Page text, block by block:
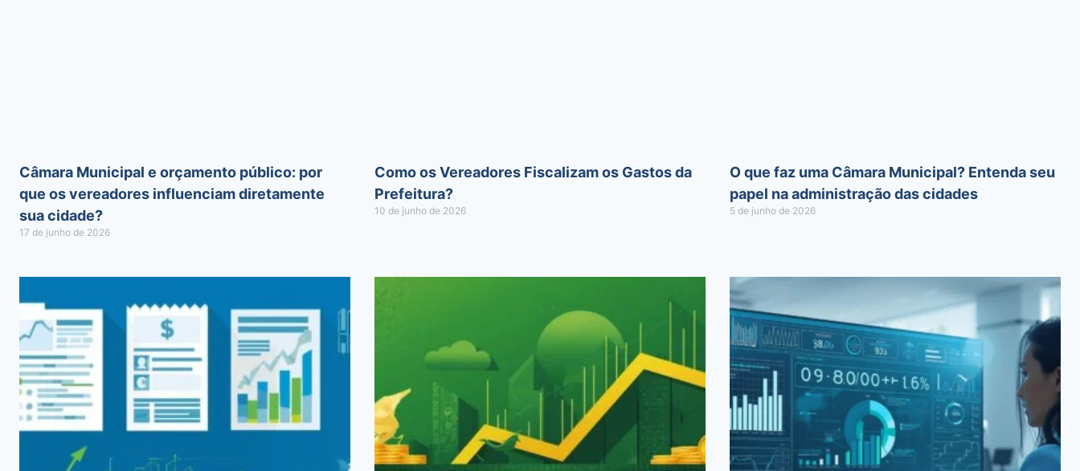
Câmara Municipal e orçamento público: por
que os vereadores influenciam diretamente
sua cidade?
17 de junho de 2026
Como os Vereadores Fiscalizam os Gastos da
Prefeitura?
10 de junho de 2026
O que faz uma Câmara Municipal? Entenda seu
papel na administração das cidades
5 de junho de 2026